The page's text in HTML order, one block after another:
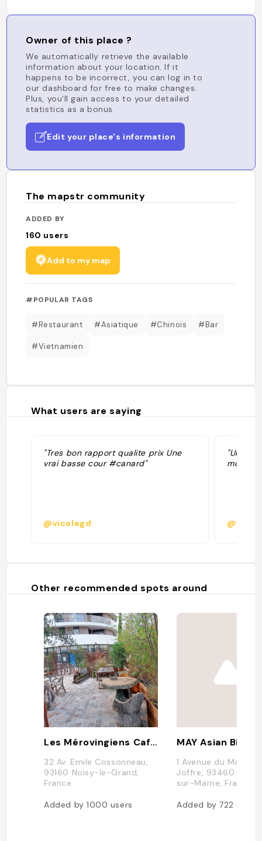
Owner of this place ?
We automatically retrieve the available
information about your location. If it
happens to be incorrect, you can log in to
our dashboard for free to make changes.
Plus, you'll gain access to your detailed
statistics as a bonus.
Edit your place's information
The mapstr community
ADDED BY
160 users
Add to my map
#POPULAR TAGS
#Restaurant #Asiatique #Chinois #Bar
#Vietnamien
What users are saying
"Tres bon rapport qualite prix Une
vrai basse cour #canard"
@vicolegd
"Un
mode
Other recommended spots around
Les Mérovingiens Café Brasserie
32 Av. Emile Cossonneau,
93160 Noisy-le-Grand,
France
Added by1000 users
MAY Asian Bistro
1 Avenue du
Joffre, 93460
sur-Marne, France
Added by722users